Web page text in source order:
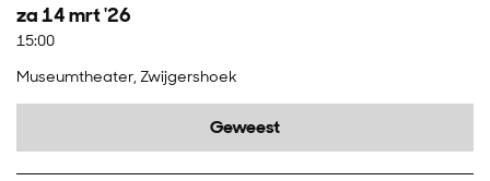
za 14 mrt '26
15:00
Museumtheater, Zwijgershoek
Geweest